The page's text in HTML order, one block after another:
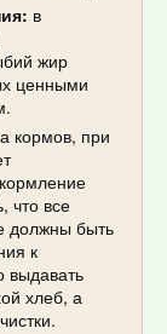
в
жир
ценными
кормов, при
что все
должны быть
к
выдавать
хлеб, а